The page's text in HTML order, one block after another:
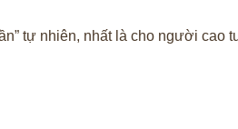
tự nhiên, nhất là cho người cao